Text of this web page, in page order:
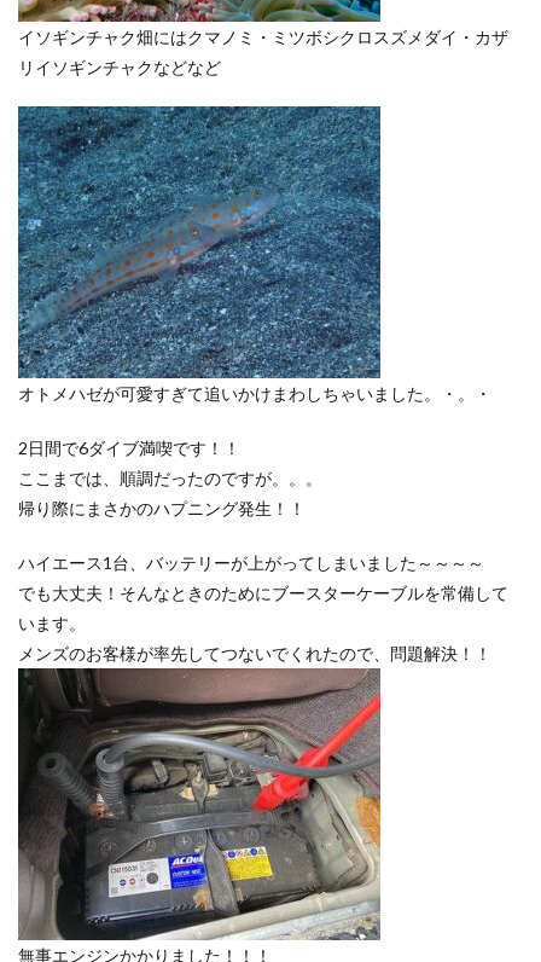
イソギンチャク畑にはクマノミ・ミツボシクロスズメダイ・カザ
リイソギンチャクなどなど
オトメハゼが可愛すぎて追いかけまわしちゃいました。・。・
2日間で6ダイブ満喫です！！
ここまでは、順調だったのですが。。。
帰り際にまさかのハプニング発生！！
ハイエース1台、バッテリーが上がってしまいました～～～～
でも大丈夫！そんなときのためにブースターケーブルを常備して
います。
メンズのお客様が率先してつないでくれたので、問題解決！！
無事エンジンかかりました！！！